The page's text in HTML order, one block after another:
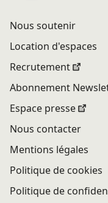
Nous soutenir
Location d'espaces
Recrutement
Abonnement
Espace presse
Nous contacter
Mentions légales
Politique de cookies
Politique de